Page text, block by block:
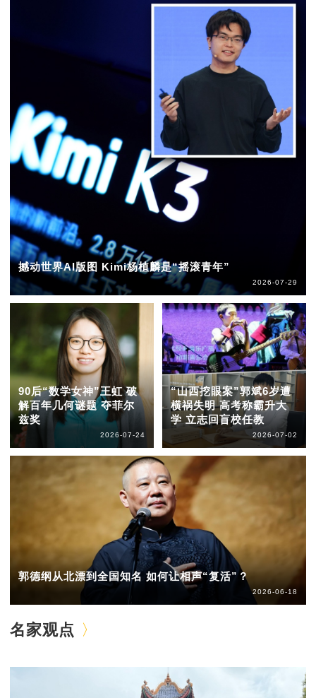
撼动世界AI版图 Kimi杨植麟是“摇滚青年”
2026-07-29
90后“数学女神”王虹 破
解百年几何谜题 夺菲尔
兹奖
2026-07-24
“山西挖眼案”郭斌6岁遭
横祸失明 高考称霸升大
学 立志回盲校任教
2026-07-02
郭德纲从北漂到全国知名 如何让相声“复活”？
2026-06-18
名家观点